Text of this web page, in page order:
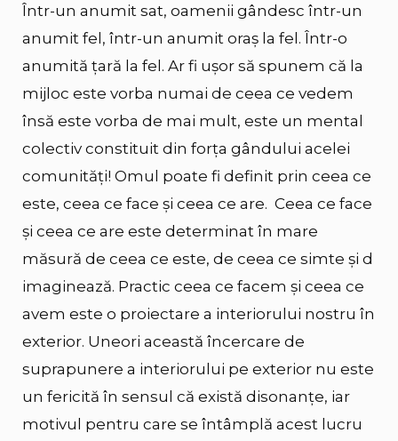
Într-un anumit sat, oamenii gândesc într-un
anumit fel, într-un anumit oraș la fel. Într-o
anumită țară la fel. Ar fi ușor să spunem că la
mijloc este vorba numai de ceea ce vedem
însă este vorba de mai mult, este un mental
colectiv constituit din forța gândului acelei
comunități! Omul poate fi definit prin ceea ce
este, ceea ce face și ceea ce are. Ceea ce face
și ceea ce are este determinat în mare
măsură de ceea ce este, de ceea ce simte și d
imaginează. Practic ceea ce facem și ceea ce
avem este o proiectare a interiorului nostru în
exterior. Uneori această încercare de
suprapunere a interiorului pe exterior nu este
un fericită în sensul că există disonanțe, iar
motivul pentru care se întâmplă acest lucru